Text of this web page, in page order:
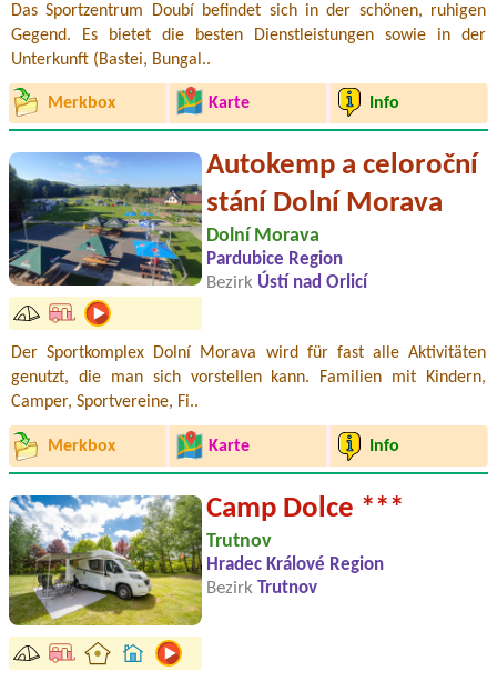
Das Sportzentrum Doubí befindet sich in der schönen, ruhigen
Gegend. Es bietet die besten Dienstleistungen sowie in der
Unterkunft (Bastei, Bungal..
Merkbox Karte Info
Autokemp a celoroční
stání Dolní Morava
Dolní Morava
Pardubice Region
Bezirk Ústí nad Orlicí
Der Sportkomplex Dolní Morava wird für fast alle Aktivitäten
genutzt, die man sich vorstellen kann. Familien mit Kindern,
Camper, Sportvereine, Fi..
Merkbox Karte Info
Camp Dolce ***
Trutnov
Hradec Králové Region
Bezirk
Trutnov